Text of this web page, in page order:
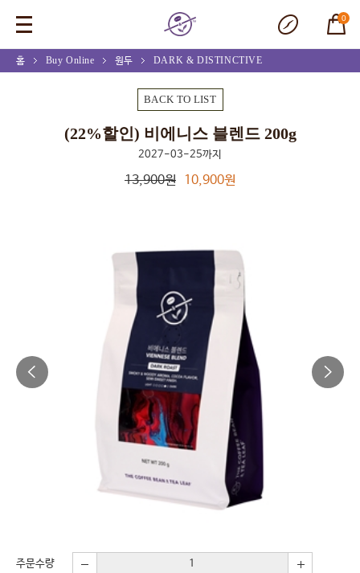
0
홈 Buy Online 원두 DARK & DISTINCTIVE
BACK TO LIST
(22%할인) 비에니스 블렌드 200g
2027-03-25까지
13,900원 10,900원
주문수량